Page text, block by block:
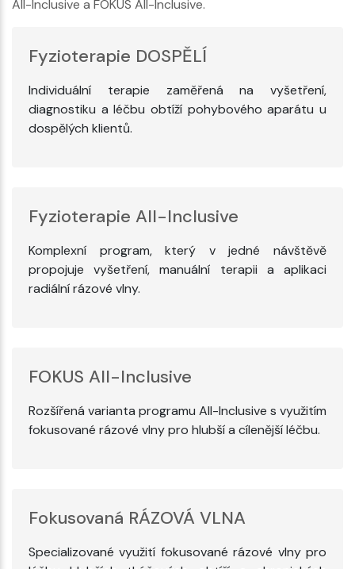
All-Inclusive a FOKUS All-Inclusive.
Fyzioterapie DOSPĚLÍ
Individuální terapie zaměřená na vyšetření,
diagnostiku a léčbu obtíží pohybového aparátu u
dospělých klientů.
Fyzioterapie All-Inclusive
Komplexní program, který v jedné návštěvě
propojuje vyšetření, manuální terapii a aplikaci
radiální rázové vlny.
FOKUS All-Inclusive
Rozšířená varianta programu All-Inclusive s využitím
fokusované rázové vlny pro hlubší a cílenější léčbu.
Fokusovaná RÁZOVÁ VLNA
Specializované využití fokusované rázové vlny pro